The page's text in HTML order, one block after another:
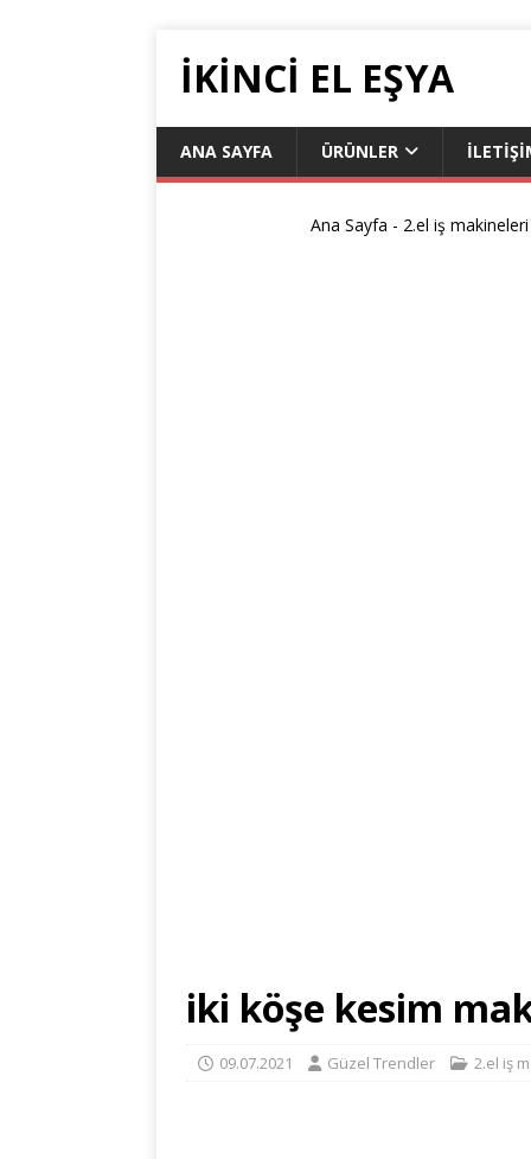
İKİNCİ EL EŞYA
ANA SAYFA ÜRÜNLER
Ana Sayfa - 2.el iş makineleri
iki köşe kesim
09.07.2021 Güzel Trendler 2.el iş